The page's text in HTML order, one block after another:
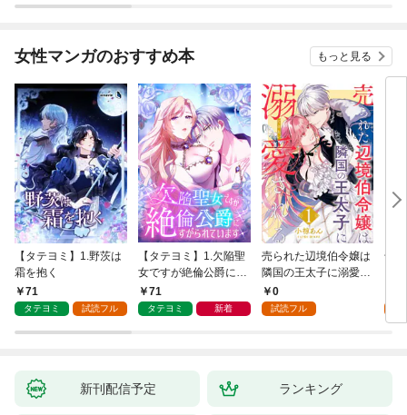
女性マンガのおすすめ本 もっと見る
【タテヨミ】1.野茨は
霜を抱く
71
タテヨミ 試読フル
【タテヨミ】1.欠陥聖
女ですが絶倫公爵にす
がられています
71
タテヨミ 新着
売られた辺境伯令嬢は
隣国の王太子に溺愛さ
れる 1
0
試読フル
千
家
新刊配信予定 ランキング